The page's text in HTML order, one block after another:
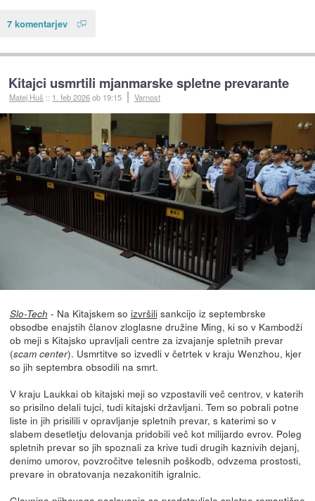
7 komentarjev
Kitajci usmrtili mjanmarske spletne prevarante
Matej Huš :: 1. feb 2026ob 19:15 Varnost
Slo-Tech - Na Kitajskem so izvršilisankcijo iz septembrske
obsodbe enajstih članov zloglasne družine Ming, ki so v Kambodži
ob meji s Kitajsko upravljali centre za izvajanje spletnih prevar
(scam center). Usmrtitve so izvedli v četrtek v kraju Wenzhou, kjer
so jih septembra obsodili na smrt.
V kraju Laukkai ob kitajski meji so vzpostavili več centrov, v katerih
so prisilno delali tujci, tudi kitajski državljani. Tem so pobrali potne
liste in jih prisilili v opravljanje spletnih prevar, s katerimi so v
slabem desetletju delovanja pridobili več kot milijardo evrov. Poleg
spletnih prevar so jih spoznali za krive tudi drugih kaznivih dejanj,
denimo umorov, povzročitve telesnih poškodb, odvzema prostosti,
prevare in obratovanja nezakonitih igralnic.